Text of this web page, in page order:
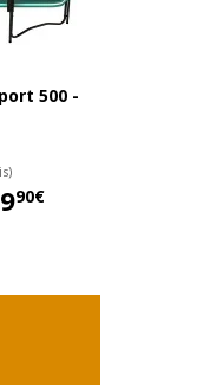
500 -
90€